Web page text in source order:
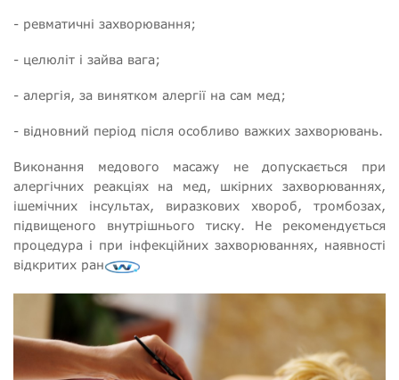
- ревматичні захворювання;
- целюліт і зайва вага;
- алергія, за винятком алергії на сам мед;
- відновний період після особливо важких захворювань.
Виконання медового масажу не допускається при
алергічних реакціях на мед, шкірних захворюваннях,
ішемічних інсультах, виразкових хвороб, тромбозах,
підвищеного внутрішнього тиску. Не рекомендується
процедура і при інфекційних захворюваннях, наявності
відкритих ран